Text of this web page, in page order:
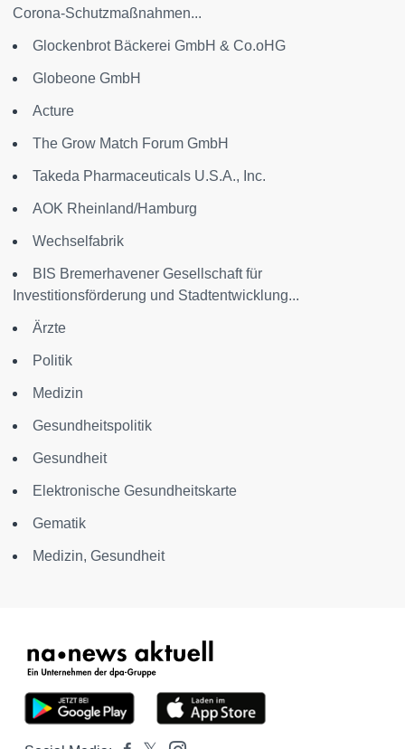
Corona-Schutzmaßnahmen...
Glockenbrot Bäckerei GmbH & Co.oHG
Globeone GmbH
Acture
The Grow Match Forum GmbH
Takeda Pharmaceuticals U.S.A., Inc.
AOK Rheinland/Hamburg
Wechselfabrik
BIS Bremerhavener Gesellschaft für
Investitionsförderung und Stadtentwicklung...
Ärzte
Politik
Medizin
Gesundheitspolitik
Gesundheit
Elektronische Gesundheitskarte
Gematik
Medizin, Gesundheit